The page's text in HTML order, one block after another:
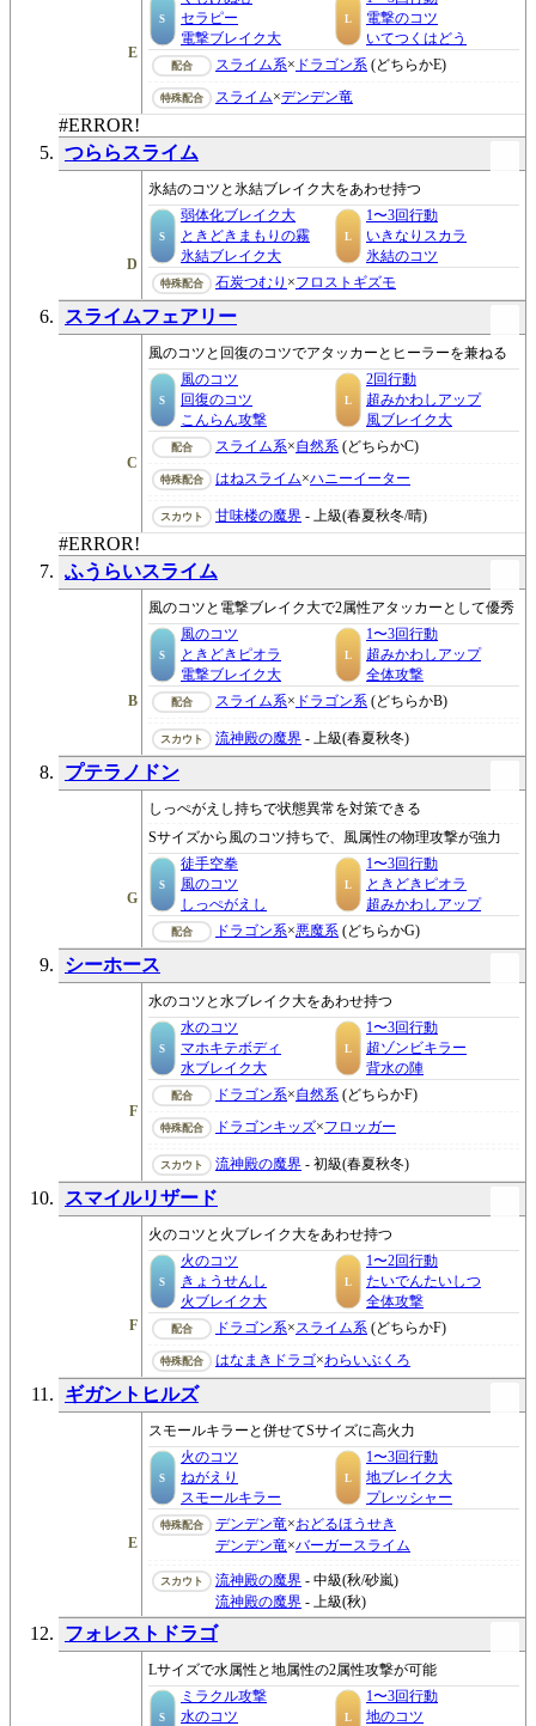
E
S
セラピー
電撃ブレイク大
L
電撃のコツ
いてつくはどう
配合 スライム系× ドラゴン系 (どちらかE)
特殊配合 スライム×デンデン竜
#ERROR!
つららスライム
D
氷結のコツと氷結ブレイク大をあわせ持つ
S
弱体化ブレイク大
ときどきまもりの霧
氷結ブレイク大
L
1〜3回行動
いきなりスカラ
氷結のコツ
特殊配合 石炭つむり ×フロストギズモ
スライムフェアリー
C
風のコツと回復のコツでアタッカーとヒーラーを兼ねる
S
風のコツ
回復のコツ
こんらん攻撃
L
2回行動
超みかわしアップ
風ブレイク大
配合 スライム系×自然系 (どちらかC)
特殊配合 はねスライム×ハニーイーター
スカウト 甘味楼の魔界 - 上級(春夏秋冬/晴)
#ERROR!
ふうらいスライム
B
風のコツと電撃ブレイク大で2属性アタッカーとして優秀
S
風のコツ
ときどきピオラ
電撃ブレイク大
L
1〜3回行動
超みかわしアップ
全体攻撃
配合 スライム系× ドラゴン系 (どちらかB)
スカウト 流神殿の魔界 - 上級(春夏秋冬)
プテラノドン
G
しっぺがえし持ちで状態異常を対策できる
Sサイズから風のコツ持ちで、風属性の物理攻撃が強力
S
徒手空拳
風のコツ
しっぺがえし
L
1〜3回行動
ときどきピオラ
超みかわしアップ
配合 ドラゴン系×悪魔系 (どちらかG)
シーホース
F
水のコツと水ブレイク大をあわせ持つ
S
水のコツ
マホキテボディ
水ブレイク大
L
1〜3回行動
超ゾンビキラー
背水の陣
配合 ドラゴン系×自然系 (どちらかF)
特殊配合 ドラゴンキッズ×フロッガー
スカウト 流神殿の魔界 - 初級(春夏秋冬)
スマイルリザード
F
火のコツと火ブレイク大をあわせ持つ
S
火のコツ
きょうせんし
火ブレイク大
L
1〜2回行動
たいでんたいしつ
全体攻撃
配合 ドラゴン系× スライム系 (どちらかF)
特殊配合 はなまきドラゴ×わらいぶくろ
ギガントヒルズ
E
スモールキラーと併せてSサイズに高火力
S
火のコツ
ねがえり
スモールキラー
L
1〜3回行動
地ブレイク大
プレッシャー
特殊配合 デンデン竜×おどるほうせき
デンデン竜×バーガースライム
スカウト 流神殿の魔界 - 中級(秋/砂嵐)
流神殿の魔界 - 上級(秋)
フォレストドラゴ
Lサイズで水属性と地属性の2属性攻撃が可能
S
ミラクル攻撃
水のコツ
L
1〜3回行動
地のコツ